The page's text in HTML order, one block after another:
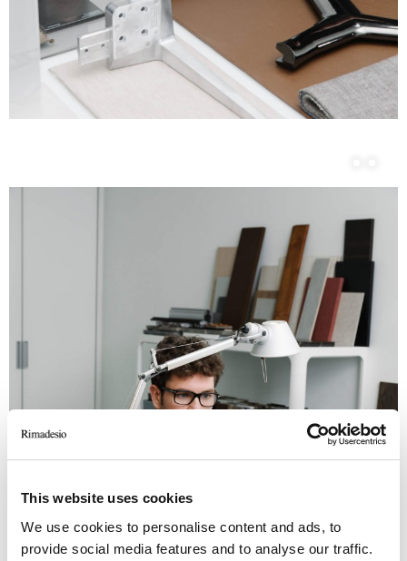
This website uses cookies
We use cookies to personalise content and ads, to
provide social media features and to analyse our traffic.